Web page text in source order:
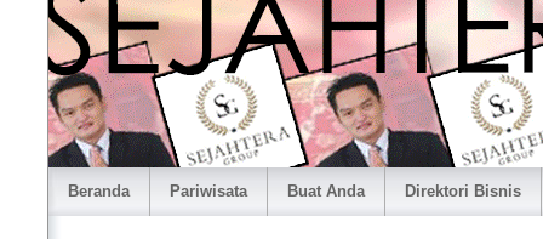
Beranda Pariwisata Buat Anda Direktori Bisnis